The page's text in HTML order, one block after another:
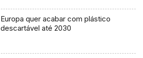
Europa quer acabar com plástico
descartável até 2030